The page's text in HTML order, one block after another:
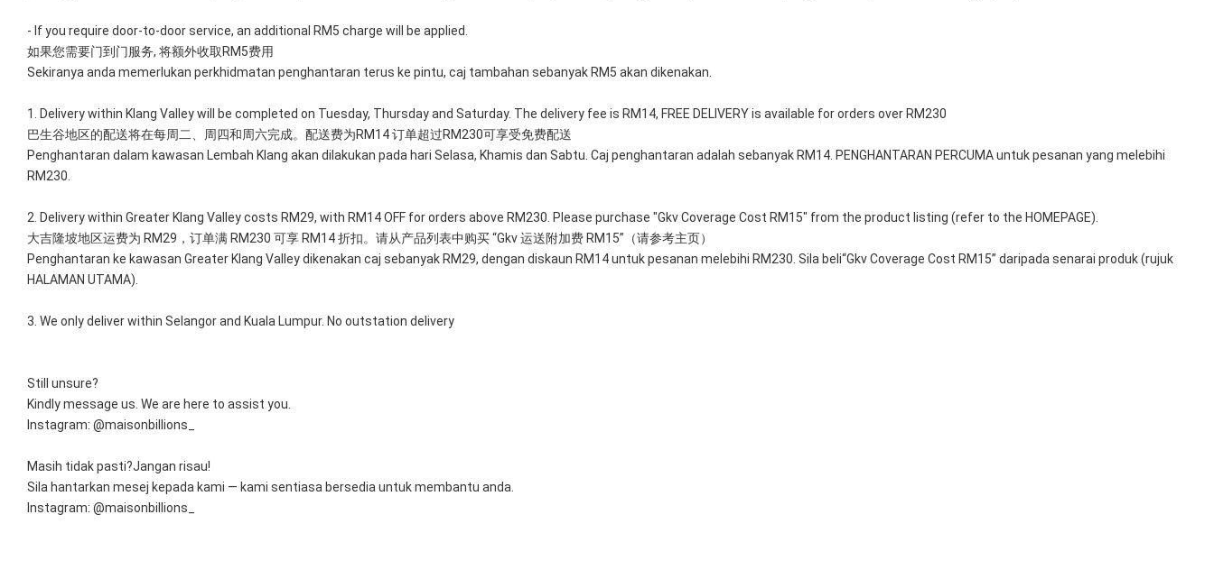
- If you require door-to-door service, an additional RM5 charge will be applied.
如果您需要门到门服务, 将额外收取RM5费用
Sekiranya anda memerlukan perkhidmatan penghantaran terus ke pintu, caj tambahan sebanyak RM5 akan dikenakan.
1. Delivery within Klang Valley will be completed on Tuesday, Thursday and Saturday. The delivery fee is RM14, FREE DELIVERY is available for orders over RM230
巴生谷地区的配送将在每周二、周四和周六完成。配送费为RM14 订单超过RM230可享受免费配送
Penghantaran dalam kawasan Lembah Klang akan dilakukan pada hari Selasa, Khamis dan Sabtu. Caj penghantaran adalah sebanyak RM14. PENGHANTARAN PERCUMA untuk pesanan yang melebihi
RM230.
2. Delivery within Greater Klang Valley costs RM29, with RM14 OFF for orders above RM230. Please purchase "Gkv Coverage Cost RM15" from the product listing (refer to the HOMEPAGE).
大吉隆坡地区运费为 RM29，订单满 RM230 可享 RM14 折扣。请从产品列表中购买 “Gkv 运送附加费 RM15”（请参考主页）
Penghantaran ke kawasan Greater Klang Valley dikenakan caj sebanyak RM29, dengan diskaun RM14 untuk pesanan melebihi RM230. Sila beli“Gkv Coverage Cost RM15” daripada senarai produk (rujuk
HALAMAN UTAMA).
3. We only deliver within Selangor and Kuala Lumpur. No outstation delivery
Still unsure?
Kindly message us. We are here to assist you.
Instagram: @maisonbillions_
Masih tidak pasti?Jangan risau!
Sila hantarkan mesej kepada kami — kami sentiasa bersedia untuk membantu anda.
Instagram: @maisonbillions_